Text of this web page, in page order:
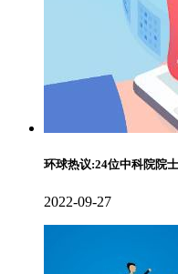
环球热议:24位中科院院
2022-09-27